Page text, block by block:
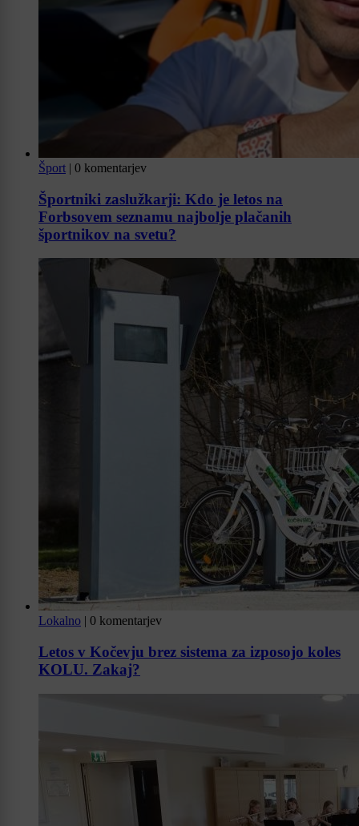
Šport | 0 komentarjev
Športniki zaslužkarji: Kdo je letos na
Forbsovem seznamu najbolje plačanih
športnikov na svetu?
Lokalno | 0 komentarjev
Letos v Kočevju brez sistema za izposojo koles
KOLU. Zakaj?